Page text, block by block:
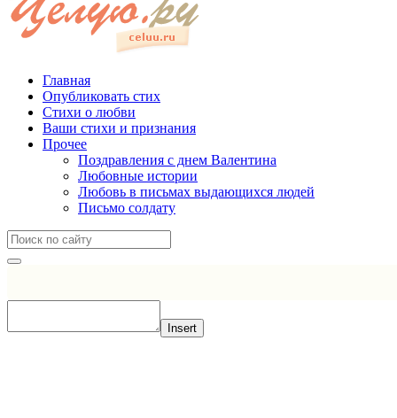
Главная
Опубликовать стих
Стихи о любви
Ваши стихи и признания
Прочее
Поздравления с днем Валентина
Любовные истории
Любовь в письмах выдающихся людей
Письмо солдату
Insert